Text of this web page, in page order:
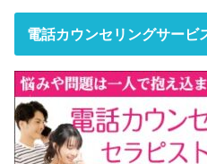
電話カウンセリングサービ